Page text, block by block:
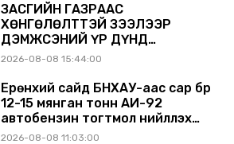
ЗАСГИЙН ГАЗРААС
ХӨНГӨЛӨЛТТЭЙ ЗЭЭЛЭЭР
ДЭМЖСЭНИЙ ҮР ДҮНД
ШАТАХУУН ХАДГАЛАХ САВНУУД
БАЙНА
2026-08-08 15:44:00
Ерөнхий сайд БНХАУ-аас сар бүр
12-15 мянган тонн АИ-92
автобензин тогтмол нийлүүлэх
хүсэлт тавилаа
2026-08-08 11:03:00